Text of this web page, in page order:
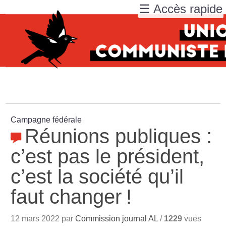
Campagne fédérale
Réunions publiques :
c’est pas le président,
c’est la société qu’il
faut changer !
12 mars 2022 parCommission journal AL / 1229 vues
☰ Accès rapide